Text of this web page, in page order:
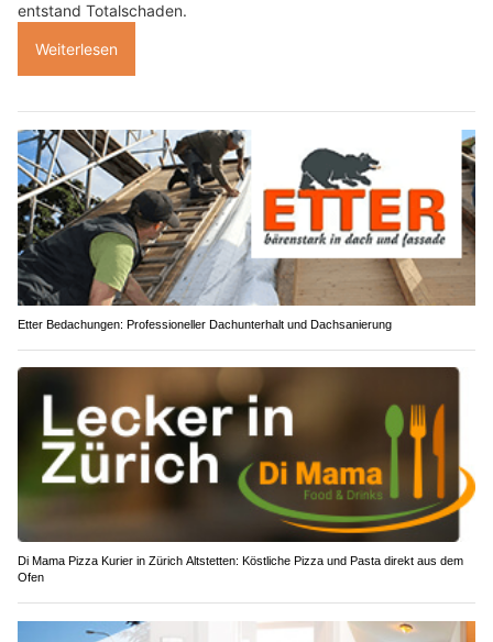
entstand Totalschaden.
Weiterlesen
Etter Bedachungen: Professioneller Dachunterhalt und Dachsanierung
Di Mama Pizza Kurier in Zürich Altstetten: Köstliche Pizza und Pasta direkt aus dem
Ofen